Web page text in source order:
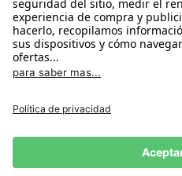
España
Condiciones Compra
Aviso Legal